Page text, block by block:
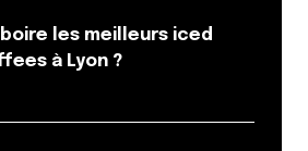
boire les meilleurs iced
à Lyon ?